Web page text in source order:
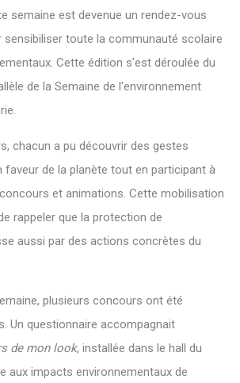
semaine est devenue un rendez-vous
sensibiliser toute la communauté scolaire
Cette édition s'est déroulée du
de la Semaine de l'environnement
chacun a pu découvrir des gestes
faveur de la planète tout en participant à
et animations. Cette mobilisation
rappeler que la protection de
aussi par des actions concrètes du
plusieurs concours ont été
Un questionnaire accompagnait
de mon look, installée dans le hall du
aux impacts environnementaux de